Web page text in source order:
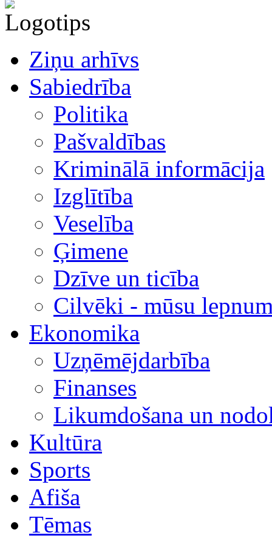
Ziņu arhīvs
Sabiedrība
Politika
Pašvaldības
Kriminālā informācija
Izglītība
Veselība
Ģimene
Dzīve un ticība
Cilvēki - mūsu
Ekonomika
Uzņēmējdarbība
Finanses
Likumdošana un
Kultūra
Sports
Afiša
Tēmas